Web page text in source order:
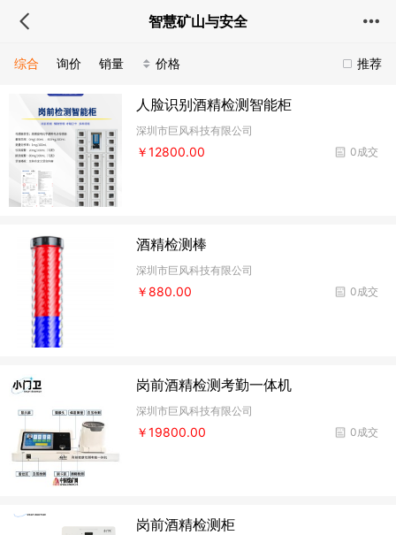
智慧矿山与安全
推荐
综合 询价 销量 价格
人脸识别酒精检测智能柜
深圳市巨风科技有限公司
0成交
￥12800.00
酒精检测棒
深圳市巨风科技有限公司
0成交
￥880.00
岗前酒精检测考勤一体机
深圳市巨风科技有限公司
0成交
￥19800.00
岗前酒精检测柜